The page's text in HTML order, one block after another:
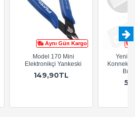
Aynı Gün Kargo
Model 170 Mini
Elektronikçi Yankeski
149,90TL
Yeni